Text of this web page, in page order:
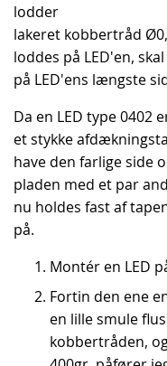
lodder
lakeret kobbertråd
loddes på LED'en,
på LED'ens længste
Da en LED type 0402
et stykke
have den farlige side
pladen med et par
nu holdes fast af
på.
Montér en LED
Fortin den ene
en lille smule
kobbertråden,